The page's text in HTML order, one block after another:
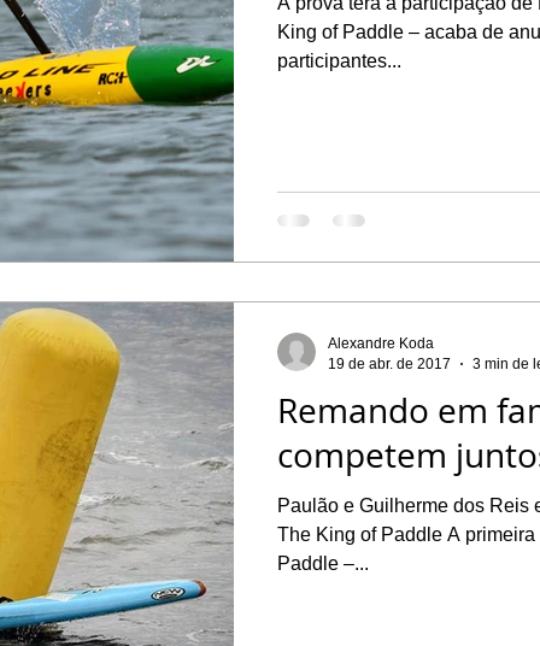
King of Paddle – acaba de
participantes...
Remando em
competem
Paulão e Guilherme dos Reis
The King of Paddle A
Paddle –...
Alexandre Koda
19 de abr. de 2017
3 min de